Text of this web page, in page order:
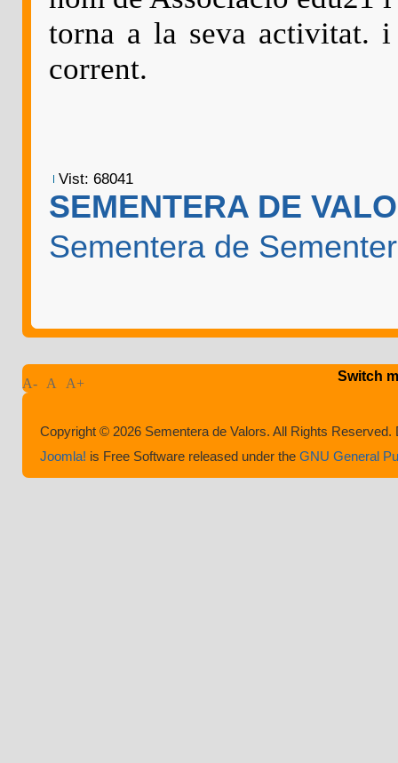
torna a la seva activitat.
corrent.
Vist: 68041
SEMENTERA DE
Sementera de
A- A A+ Switch
Copyright © 2026 Sementera de Valors. All Rights
Joomla! is Free Software released under the GNU General